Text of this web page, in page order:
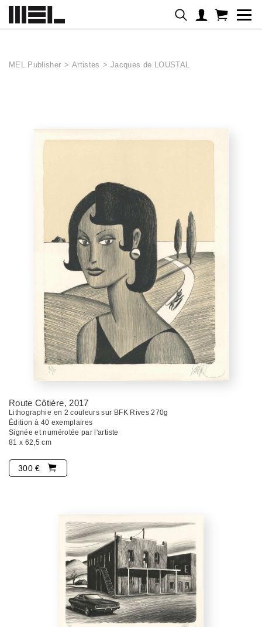
MEL Publisher > Artistes > Jacques de LOUSTAL
Route Côtière, 2017
Lithographie en 2 couleurs sur BFK Rives 270g
Édition à 40 exemplaires
Signée et numérotée par l'artiste
81 x 62,5 cm
300 €
Panneau de gestion des cookies